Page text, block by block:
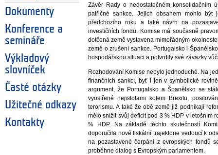
Dokumenty
Konference a
semináře
Výkladový
slovníček
Časté otázky
Užitečné odkazy
Kontakty
Závěr Rady o nedostatečném konsolidačním
patřičné sankce. Jejich obsahem mohlo
předchozího roku a také návrh na
investičních fondů. Komise má současně
dotčená země vystavena mimořádným
země o zrušení sankce. Portugalsko i
hospodářskou situaci a potvrdily své závazky
Rozhodování Komise nebylo jednoduché. Na
finančních sankcí, byť i jen v symbolické
argument, že Portugalsko a Španělsko se
vyostřené nejistotami kolem Brexitu,
terorismu. A také že obě země již podnikají
mělo snížit svůj deficit pod 3 % HDP v letošním
% HDP. Na základě těchto skutečností
doporučila nové fiskální trajektorie vedoucí k
na pozastavené čerpání z evropských fondů
proběhne dialog s Evropským parlamentem.